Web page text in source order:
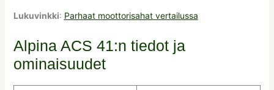
Lukuvinkki: Parhaat moottorisahat vertailussa
Alpina ACS 41:n tiedot ja
ominaisuudet